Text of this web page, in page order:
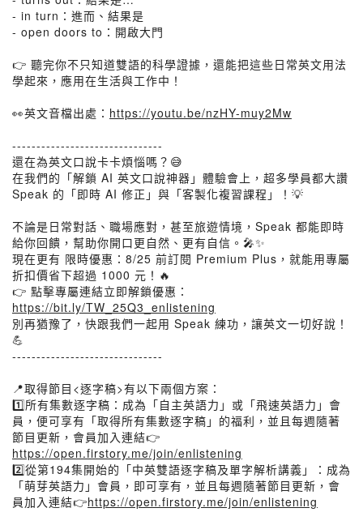
- in turn：進而、結果是
- open doors to：開啟大門
👉 聽完你不只知道雙語的科學證據，還能把這些日常英文用法
學起來，應用在生活與工作中！
👀英文音檔出處： https://youtu.be/nzHY-muy2Mw
-------------------------------
還在為英文口說卡卡煩惱嗎？😅
在我們的「解鎖 AI 英文口說神器」體驗會上，超多學員都大讚
Speak 的「即時 AI 修正」與「客製化複習課程」！💡
不論是日常對話、職場應對，甚至旅遊情境，Speak 都能即時
給你回饋，幫助你開口更自然、更有自信。🎤✨
現在更有 限時優惠：8/25 前訂閱 Premium Plus，就能用專屬
折扣價省下超過 1000 元！🔥
👉 點擊專屬連結立即解鎖優惠：
https://bit.ly/TW_25Q3_enlistening
別再猶豫了，快跟我們一起用 Speak 練功，讓英文一切好說！
💪
-------------------------------
📍取得節目<逐字稿>有以下兩個方案：
1️⃣所有集數逐字稿：成為「自主英語力」或「飛速英語力」會
員，便可享有「取得所有集數逐字稿」的福利，並且每週隨著
節目更新，會員加入連結👉
https://open.firstory.me/join/enlistening
2️⃣從第194集開始的「中英雙語逐字稿及單字解析講義」：成為
「萌芽英語力」會員，即可享有，並且每週隨著節目更新，會
員加入連結👉https://open.firstory.me/join/enlistening